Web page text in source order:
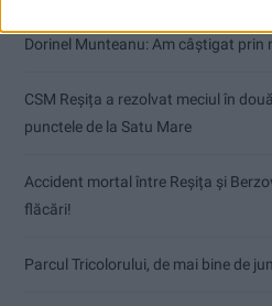
Dorinel Munteanu: Am câștigat prin
CSM Reșița a rezolvat meciul în
punctele de la Satu Mare
Accident mortal între Reșița și
flăcări!
Parcul Tricolorului, de mai bine de